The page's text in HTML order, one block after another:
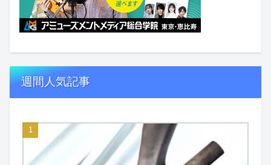
週間人気記事